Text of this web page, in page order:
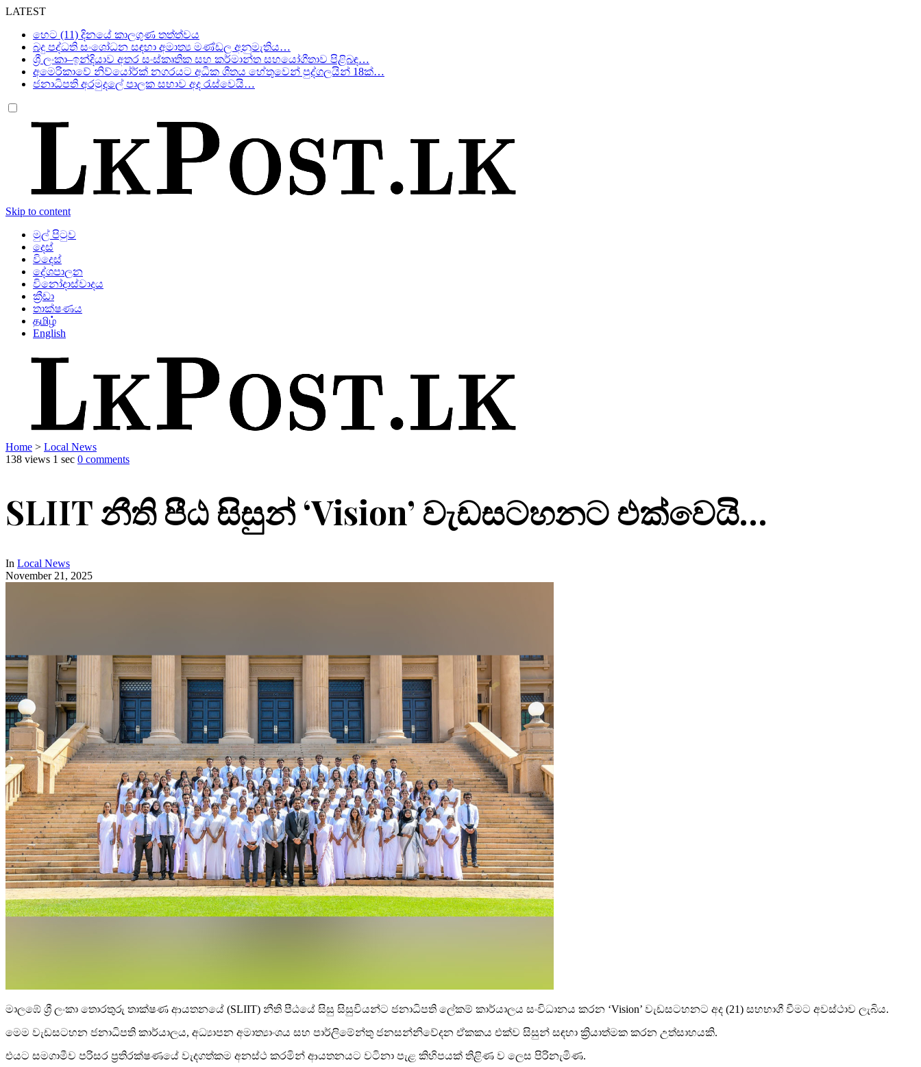
LATEST
හෙට (11) දිනයේ කාලගුණ තත්ත්වය
බදු පද්ධති සංශෝධන සඳහා අමාත්‍ය මණ්ඩල අනුමැතිය…
ශ්‍රී ලංකා–ඉන්දියාව අතර සංස්කෘතික සහ කර්මාන්ත සහයෝගීතාව පිළිබඳ…
අමෙරිකාවේ නිව්යෝර්ක් නගරයට අධික ශීතය හේතුවෙන් පුද්ගලයින් 18ක්…
ජනාධිපති අරමුදලේ පාලක සභාව අද රැස්වෙයි…
Skip to content
මුල් පිටුව
දෙස්
විදෙස්
දේශපාලන
විනෝදාස්වාදය
ක්‍රීඩා
තාක්ෂණය
தமிழ்
English
Home > Local News
138 views 1 sec 0 comments
SLIIT නීති පීඨ සිසුන් ‘Vision’ වැඩසටහනට එක්වෙයි…
In Local News
November 21, 2025
මාලඹේ ශ්‍රී ලංකා තොරතුරු තාක්ෂණ ආයතනයේ (SLIIT) නීති පීඨයේ සිසු සිසුවියන්ට ජනාධිපති ලේකම් කාර්යාලය සංවිධානය කරන ‘Vision’ වැඩසටහනට අද (21) සහභාගී වීමට අවස්ථාව ලැබිය.
මෙම වැඩසටහන ජනාධිපති කාර්යාලය, අධ්‍යාපන අමාත්‍යාංශය සහ පාර්ලිමේන්තු ජනසන්නිවේදන ඒකකය එක්ව සිසුන් සඳහා ක්‍රියාත්මක කරන උත්සාහයකි.
එයට සමගාමීව පරිසර ප්‍රතිරක්ෂණයේ වැදගත්කම අනස්ථ කරමින් ආයතනයට වටිනා පැළ කිහිපයක් තිළිණ ව ලෙස පිරිනැමිණ.